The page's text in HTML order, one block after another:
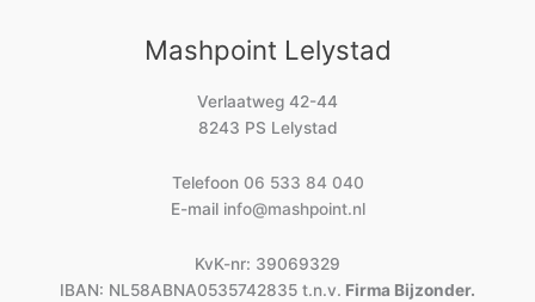
Mashpoint Lelystad
Verlaatweg 42-44
8243 PS Lelystad
Telefoon 06 533 84 040
E-mail info@mashpoint.nl
KvK-nr: 39069329
IBAN: NL58ABNA0535742835 t.n.v. Firma Bijzonder.